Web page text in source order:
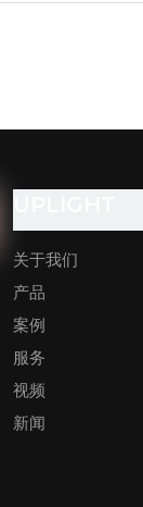
关于我们
产品
案例
服务
视频
新闻